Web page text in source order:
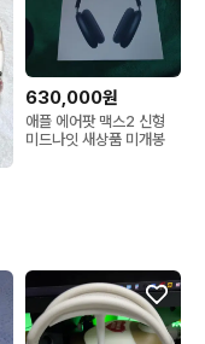
630,000원
애플 에어팟 맥스2 신형
미드나잇 새상품 미개봉